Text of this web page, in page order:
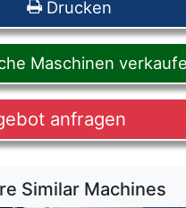
Drucken
Maschinen
anfragen
Similar Machines